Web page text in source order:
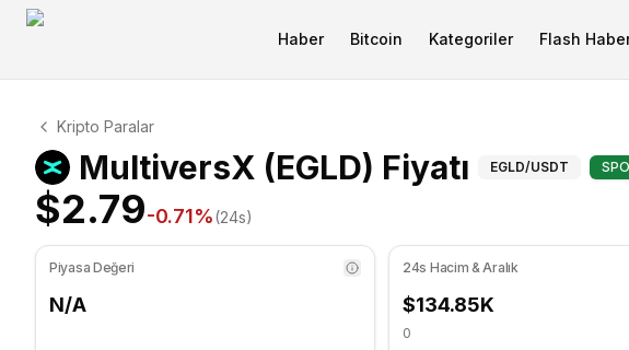
Haber Bitcoin Kategoriler Flash
MultiversX Teknik Analizi
MultiversX şu anda $2.79 seviyesinde işlem görüyor. RSI göstergesi
Kripto Paralar
MultiversX (EGLD) Fiyatı Teknik
EGLD/USDT
$2.79-0.71%(24s)
Piyasa Değeri
N/A
24s Hacim & Aralık
$134.85K
0